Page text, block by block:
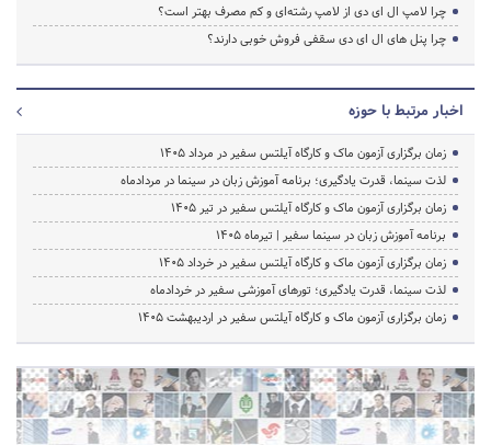
چرا لامپ ال ای دی از لامپ رشته‌ای و کم مصرف بهتر است؟
چرا پنل های ال ای دی سقفی فروش خوبی دارند؟
اخبار مرتبط با حوزه
زمان برگزاری آزمون ماک و کارگاه آیلتس سفیر در مرداد 1405
لذت سینما، قدرت یادگیری؛ برنامه آموزش زبان در سینما در مردادماه
زمان برگزاری آزمون ماک و کارگاه آیلتس سفیر در تیر 1405
برنامه آموزش زبان در سینما سفیر | تیرماه ۱۴۰۵
زمان برگزاری آزمون ماک و کارگاه آیلتس سفیر در خرداد 1405
لذت سینما، قدرت یادگیری؛ تورهای آموزشی سفیر در خردادماه
زمان برگزاری آزمون ماک و کارگاه آیلتس سفیر در اردیبهشت 1405